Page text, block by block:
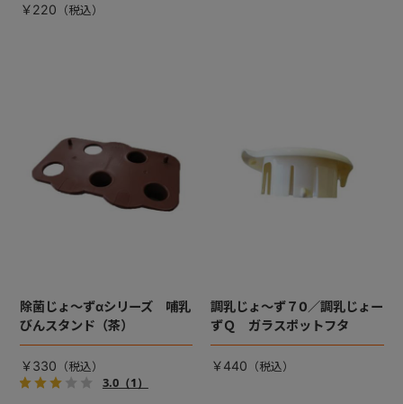
￥220
除菌じょ～ずαシリーズ 哺乳
びんスタンド（茶）
￥330
3.0（1）
調乳じょ～ず７0／調乳じょー
ずＱ ガラスポットフタ
￥440